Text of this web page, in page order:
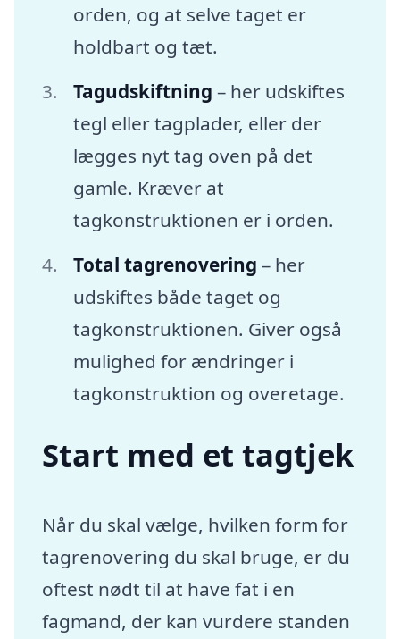
orden, og at selve taget er
holdbart og tæt.
Tagudskiftning – her udskiftes
tegl eller tagplader, eller der
lægges nyt tag oven på det
gamle. Kræver at
tagkonstruktionen er i orden.
Total tagrenovering – her
udskiftes både taget og
tagkonstruktionen. Giver også
mulighed for ændringer i
tagkonstruktion og overetage.
Start med et tagtjek
Når du skal vælge, hvilken form for
tagrenovering du skal bruge, er du
oftest nødt til at have fat i en
fagmand, der kan vurdere standen